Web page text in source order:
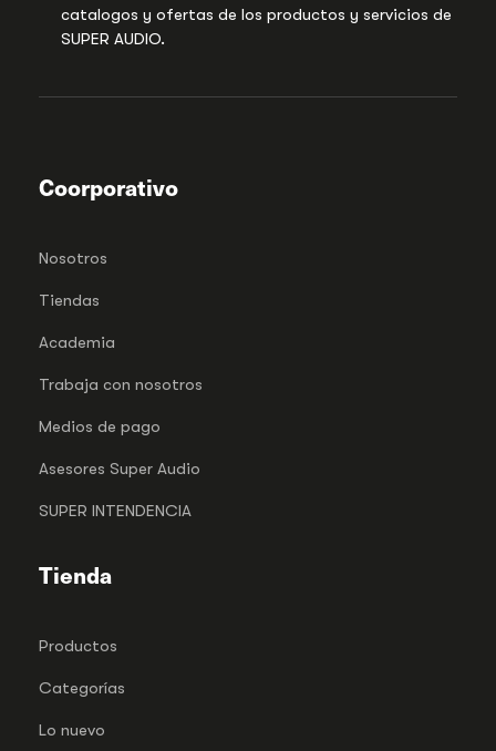
catalogos y ofertas de los productos y servicios de
SUPER AUDIO.
Coorporativo
Nosotros
Tiendas
Academia
Trabaja con nosotros
Medios de pago
Asesores Super Audio
SUPER INTENDENCIA
Tienda
Productos
Categorías
Lo nuevo